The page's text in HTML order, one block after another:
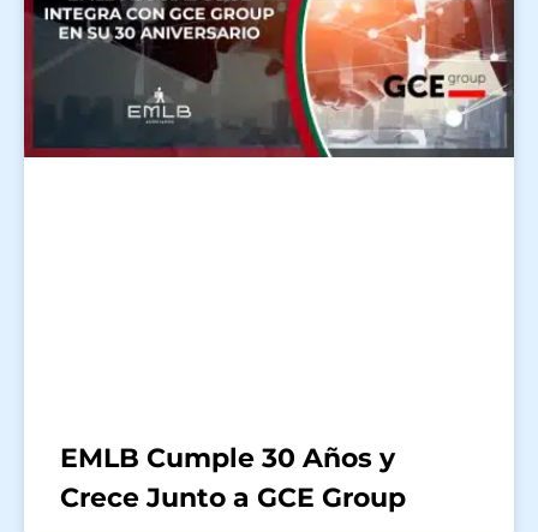
EMLB Cumple 30 Años y
Crece Junto a GCE Group